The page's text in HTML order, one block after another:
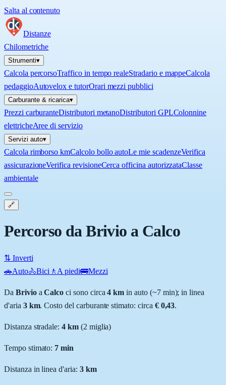
Salta al contenuto
Distanze
Chilometriche
Strumenti▾
Calcola percorsoTraffico in tempo realeStradario e mappeCalcola
pedaggioAutovelox e tutorOrari mezzi pubblici
Carburante & ricarica▾
Prezzi carburanteDistributori metanoDistributori GPLColonnine
elettricheAree di servizio
Servizi auto▾
Calcola rimborso kmCalcolo bollo autoLe mie scadenzeVerifica
assicurazioneVerifica revisioneCerca officina autorizzataClasse
ambientale
🔗
Percorso da Brivio a Calco
⇅ Inverti
🚗Auto🚴Bici 🚶 A piedi🚌Mezzi
Da BrivioaCalco ci sono circa 4 km in auto (~7 min); in linea
d'aria 3km. Costo del carburante stimato: circa € 0,43.
Distanza stradale:4 km (2 miglia)
Tempo stimato: 7 min
Distanza in linea d'aria: 3km